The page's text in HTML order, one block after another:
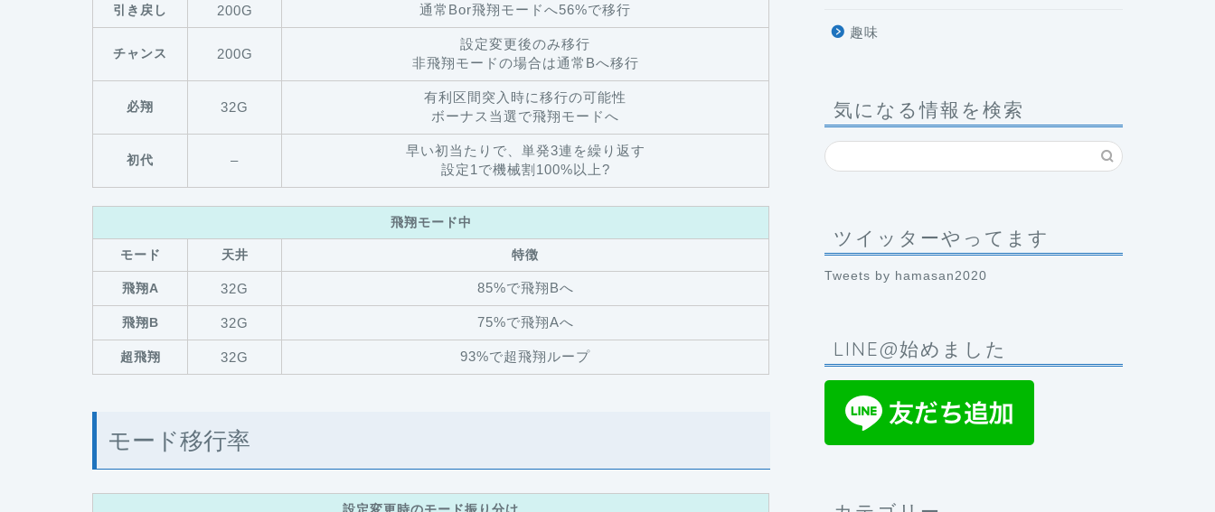
引き戻し 200G 通常Bor飛翔モードへ56%で移行
チャンス 200G
設定変更後のみ移行
非飛翔モードの場合は通常Bへ移行
必翔 32G
有利区間突入時に移行の可能性
ボーナス当選で飛翔モードへ
初代 –
早い初当たりで、単発3連を繰り返す
設定1で機械割100%以上?
飛翔モード中
モード 天井 特徴
飛翔A 32G 85%で飛翔Bへ
飛翔B 32G 75%で飛翔Aへ
超飛翔 32G 93%で超飛翔ループ
モード移行率
趣味
気になる情報を検索
ツイッターやってます
Tweets by hamasan2020
LINE@始めました